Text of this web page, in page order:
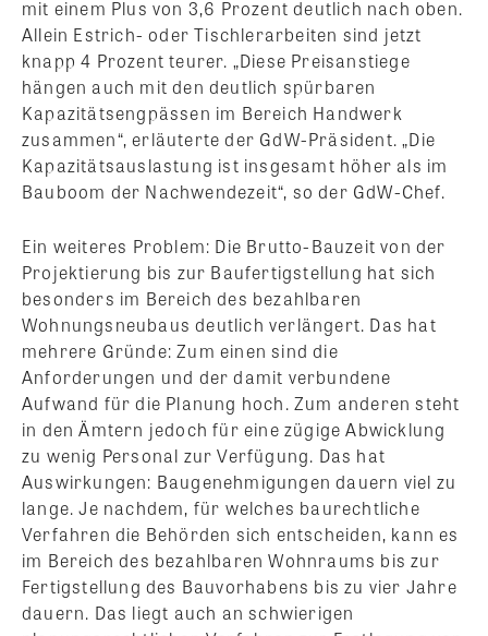
mit einem Plus von 3,6 Prozent deutlich nach oben.
Allein Estrich- oder Tischlerarbeiten sind jetzt
knapp 4 Prozent teurer. „Diese Preisanstiege
hängen auch mit den deutlich spürbaren
Kapazitätsengpässen im Bereich Handwerk
zusammen“, erläuterte der GdW-Präsident. „Die
Kapazitätsauslastung ist insgesamt höher als im
Bauboom der Nachwendezeit“, so der GdW-Chef.
Ein weiteres Problem: Die Brutto-Bauzeit von der
Projektierung bis zur Baufertigstellung hat sich
besonders im Bereich des bezahlbaren
Wohnungsneubaus deutlich verlängert. Das hat
mehrere Gründe: Zum einen sind die
Anforderungen und der damit verbundene
Aufwand für die Planung hoch. Zum anderen steht
in den Ämtern jedoch für eine zügige Abwicklung
zu wenig Personal zur Verfügung. Das hat
Auswirkungen: Baugenehmigungen dauern viel zu
lange. Je nachdem, für welches baurechtliche
Verfahren die Behörden sich entscheiden, kann es
im Bereich des bezahlbaren Wohnraums bis zur
Fertigstellung des Bauvorhabens bis zu vier Jahre
dauern. Das liegt auch an schwierigen